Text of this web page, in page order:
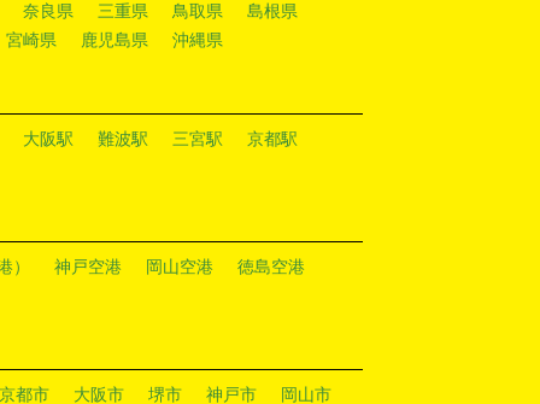
奈良県
三重県 鳥取県
島根県
宮崎県
鹿児島県 沖縄県
大阪駅 難波駅 三宮駅 京都駅
） 神戸空港 岡山空港 徳島空港
京都市 大阪市 堺市 神戸市 岡山市